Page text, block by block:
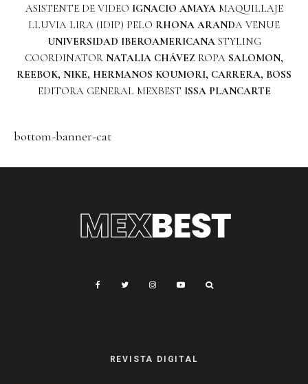
ASISTENTE DE VIDEO IGNACIO AMAYA MAQUILLAJE
LLUVIA LIRA (IDIP) PELO RHONA ARANDA VENUE
UNIVERSIDAD IBEROAMERICANA STYLING
COORDINATOR NATALIA CHÁVEZ ROPA SALOMON,
REEBOK, NIKE, HERMANOS KOUMORI, CARRERA, BOSS
EDITORA GENERAL MEXBEST ISSA PLANCARTE
bottom-banner-cat
REVISTA DIGITAL